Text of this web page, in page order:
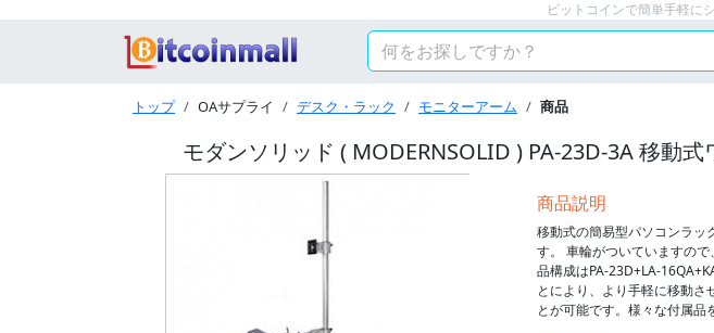
ビットコインで簡単手軽に
トップ OAサプライ デスク・ラック モニターアーム 商品
モダンソリッド ( MODERNSOLID ) PA-23D-3A 移動
商品説明
移動式の簡易型パソコンラ
す。 車輪がついていますの
品構成はPA-23D+LA-
とにより、より手軽に移動さ
とが可能です。様々な付属品